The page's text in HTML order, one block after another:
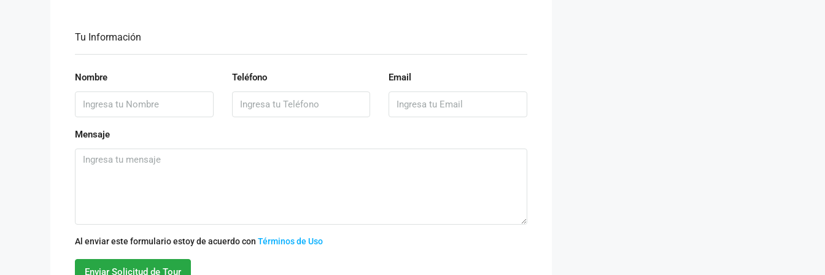
Tu Información
Nombre Teléfono Email
Mensaje
Al enviar este formulario estoy de acuerdo con Términos de Uso
Enviar Solicitud de Tour